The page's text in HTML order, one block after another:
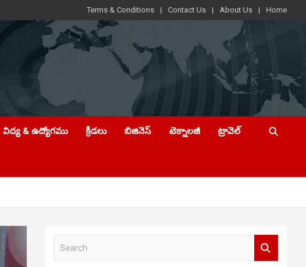
Terms & Conditions Contact Us About Us Home
విద్య & ఉద్యోగము క్రీడలు బిజినెస్ టెక్నాలజీ ట్రావెల్